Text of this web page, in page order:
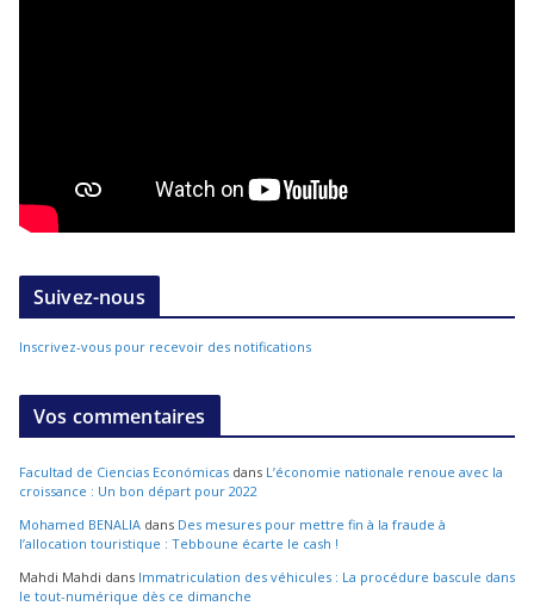
Suivez-nous
Inscrivez-vous pour recevoir des notifications
Vos commentaires
Facultad de Ciencias Económicas dans L’économie nationale renoue avec la
croissance : Un bon départ pour 2022
Mohamed BENALIA dans Des mesures pour mettre fin à la fraude à
l’allocation touristique : Tebboune écarte le cash !
Mahdi Mahdi dans Immatriculation des véhicules : La procédure bascule dans
le tout-numérique dès ce dimanche